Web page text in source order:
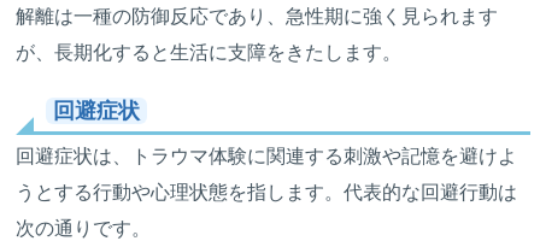
解離は一種の防御反応であり、急性期に強く見られます
が、長期化すると生活に支障をきたします。
回避症状
回避症状は、トラウマ体験に関連する刺激や記憶を避けよ
うとする行動や心理状態を指します。代表的な回避行動は
次の通りです。